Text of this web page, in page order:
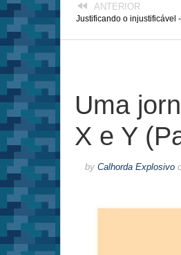
ANTERIOR
Justificando o injustificável
Uma
X e Y
by Calhorda Explosivo